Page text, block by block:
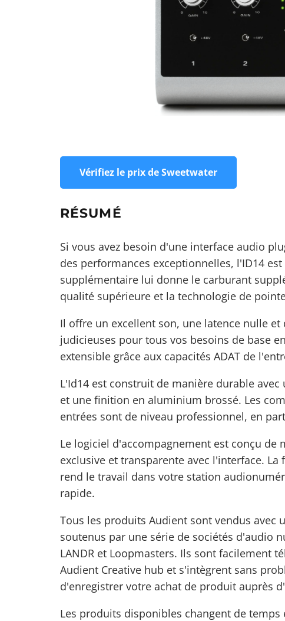
Vérifiez le prix de Sweetwater
RÉSUMÉ
Si vous avez besoin d'une interface audio
des performances exceptionnelles, l'ID14
supplémentaire lui donne le carburant
qualité supérieure et la technologie de
Il offre un excellent son, une latence nulle
judicieuses pour tous vos besoins de base
extensible grâce aux capacités ADAT de
L'Id14 est construit de manière durable
et une finition en aluminium brossé. Les
entrées sont de niveau professionnel, en
Le logiciel d'accompagnement est conçu
exclusive et transparente avec l'interface.
rend le travail dans votre station
rapide.
Tous les produits Audient sont vendus avec
soutenus par une série de sociétés d'audio
LANDR et Loopmasters. Ils sont facilement
Audient Creative hub et s'intègrent sans
d'enregistrer votre achat de produit auprès
Les produits disponibles changent de